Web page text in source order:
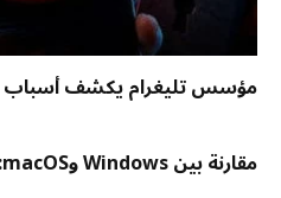
مؤسس تليغرام يكشف أسباب
مقارنة بين Windows وmacOS: المميزات والعيوب